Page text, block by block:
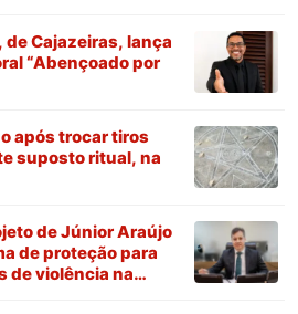
Cajazeiras, lança
“Abençoado por
após trocar tiros
suposto ritual, na
de Júnior Araújo
de proteção para
de violência na